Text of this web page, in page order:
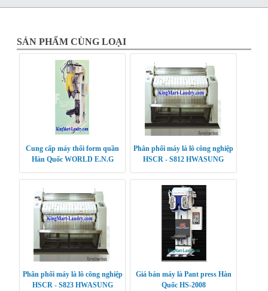
SẢN PHẨM CÙNG LOẠI
Cung cấp máy thổi form quần
Hàn Quốc WORLD E.N.G
Phân phối máy là lô công nghiệp
HSCR - S812 HWASUNG
Phân phối máy là lô công nghiệp
HSCR - S823 HWASUNG
Giá bán máy là Pant press Hàn
Quốc HS-2008